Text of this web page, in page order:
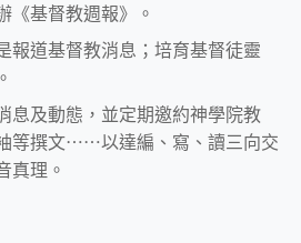
《基督教週報》。
報道基督教消息；培育基督徒靈
息及動態，並定期邀約神學院教
等撰文⋯⋯以達編、寫、讀三向交
真理。